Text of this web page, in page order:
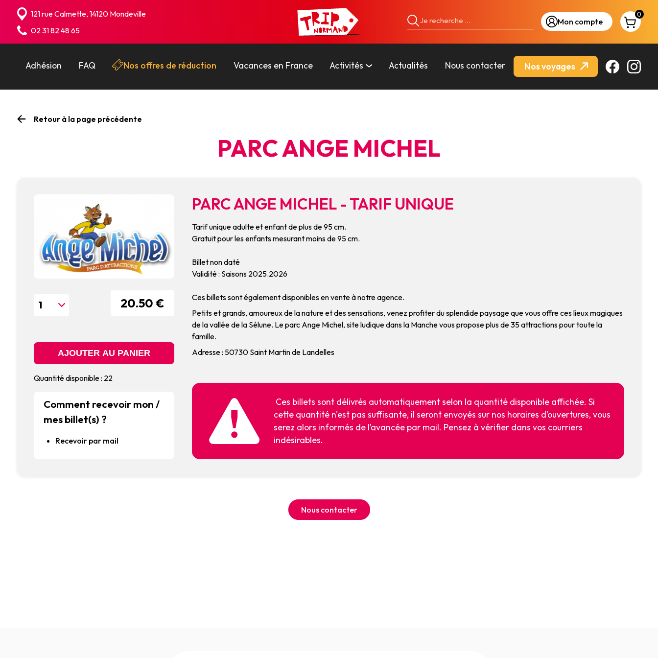
121 rue Calmette, 14120 Mondeville
02 31 82 48 65
Mon compte
0
Adhésion FAQ Nos offres de réduction Vacances en France Activités Actualités Nous contacter Nos voyages
Retour à la page précédente
PARC ANGE MICHEL
20.50 €
Quantité disponible : 22
Comment recevoir mon /
mes billet(s) ?
Recevoir par mail
PARC ANGE MICHEL - TARIF UNIQUE
Tarif unique adulte et enfant de plus de 95 cm.
Gratuit pour les enfants mesurant moins de 95 cm.
Billet non daté
Validité : Saisons 2025.2026
Ces billets sont également disponibles en vente à notre agence.
Petits et grands, amoureux de la nature et des sensations, venez profiter du splendide paysage que vous offre ces lieux magiques
de la vallée de la Sélune. Le parc Ange Michel, site ludique dans la Manche vous propose plus de 35 attractions pour toute la
famille.
Adresse : 50730 Saint Martin de Landelles
Ces billets sont délivrés automatiquement selon la quantité disponible affichée. Si
cette quantité n'est pas suffisante, il seront envoyés sur nos horaires d’ouvertures, vous
serez alors informés de l’avancée par mail. Pensez à vérifier dans vos courriers
indésirables.
Nous contacter
Panneau de gestion des cookies